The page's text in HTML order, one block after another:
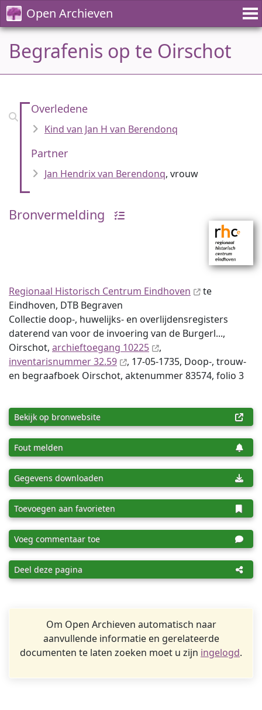
Open Archieven
Begrafenis op te Oirschot
Overledene
Kind van Jan H van Berendonq
Partner
Jan Hendrix van Berendonq, vrouw
Bronvermelding
Regionaal Historisch Centrum Eindhoven
te
Eindhoven, DTB Begraven
Collectie doop-, huwelijks- en overlijdensregisters
daterend van voor de invoering van de Burgerl...,
Oirschot, archieftoegang 10225
,
inventaris­num­mer 32.59
, 17-05-1735, Doop-, trouw-
en begraafboek Oirschot, aktenummer 83574, folio 3
Bekijk op bronwebsite
Fout melden
Gegevens downloaden
Toevoegen aan favorieten
Voeg commentaar toe
Deel deze pagina
Om Open Archieven automatisch naar
aanvullende informatie en gerelateerde
documenten te laten zoeken moet u zijn ingelogd.